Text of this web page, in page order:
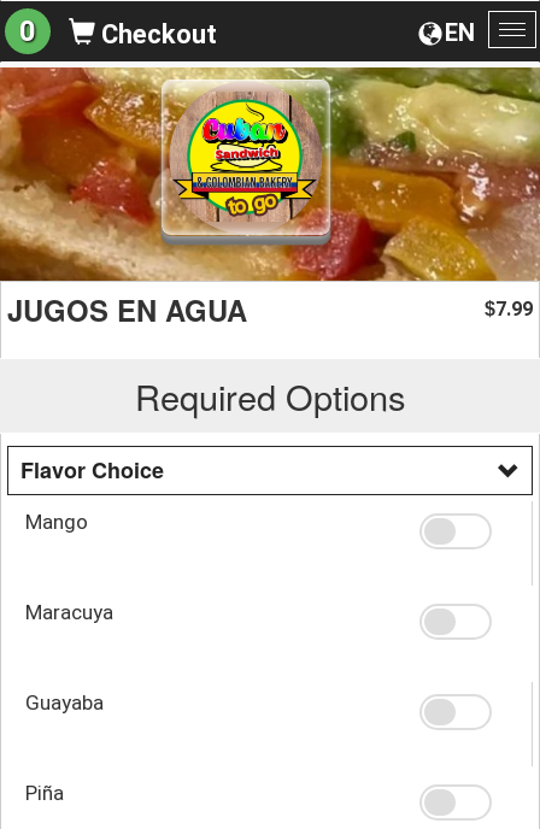
EN
0 Checkout
JUGOS EN AGUA $7.99
Required Options
Flavor Choice
Mango
Maracuya
Guayaba
Piña